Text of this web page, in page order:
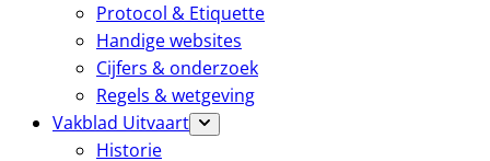
Protocol & Etiquette
Handige websites
Cijfers & onderzoek
Regels & wetgeving
Vakblad Uitvaart
Historie